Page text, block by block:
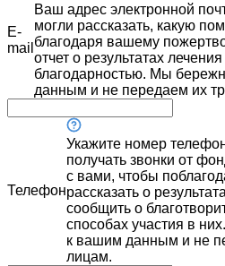
E-
mail
Ваш адрес электронной
могли рассказать, какую
благодаря вашему
отчет о результатах
благодарностью. Мы
данным и не передаем их
Телефон
Укажите номер
получать звонки от
с вами, чтобы
рассказать о
сообщить о
способах участия в
к вашим данным и не
лицам.